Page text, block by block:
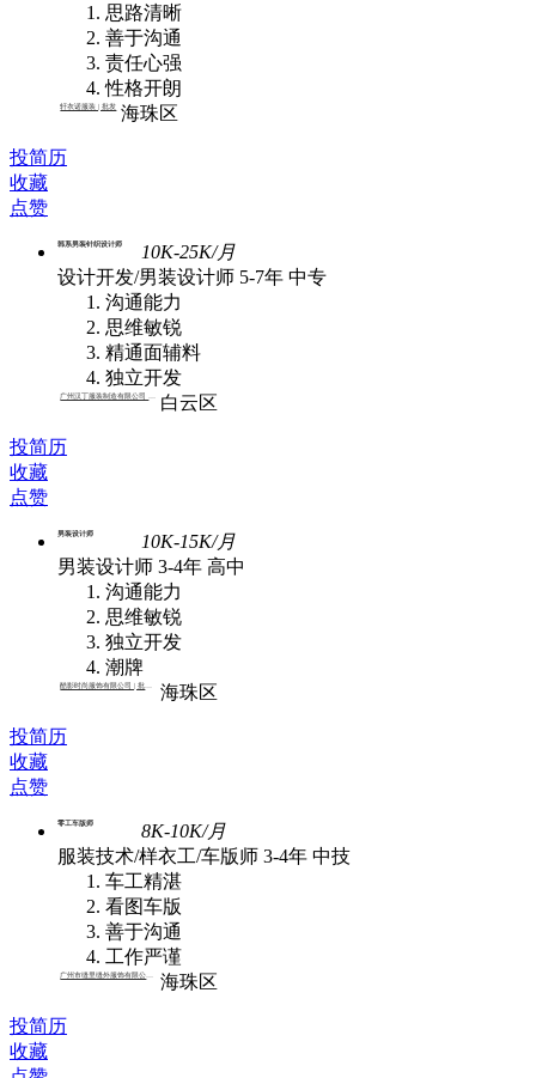
思路清晰
善于沟通
责任心强
性格开朗
轩衣诺服装 | 批发 海珠区
投简历
收藏
点赞
韩系男装针织设计师
10K-25K/月
设计开发/男装设计师 5-7年 中专
沟通能力
思维敏锐
精通面辅料
独立开发
白云区
投简历
收藏
点赞
男装设计师
10K-15K/月
男装设计师 3-4年 高中
沟通能力
思维敏锐
独立开发
潮牌
海珠区
投简历
收藏
点赞
零工车版师
8K-10K/月
服装技术/样衣工/车版师 3-4年 中技
车工精湛
看图车版
善于沟通
工作严谨
海珠区
投简历
收藏